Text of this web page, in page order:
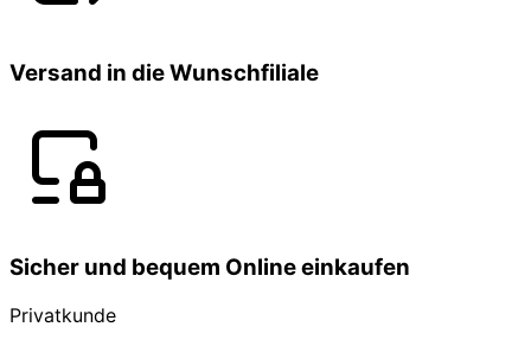
Versand in die Wunschfiliale
Sicher und bequem Online einkaufen
Privatkunde